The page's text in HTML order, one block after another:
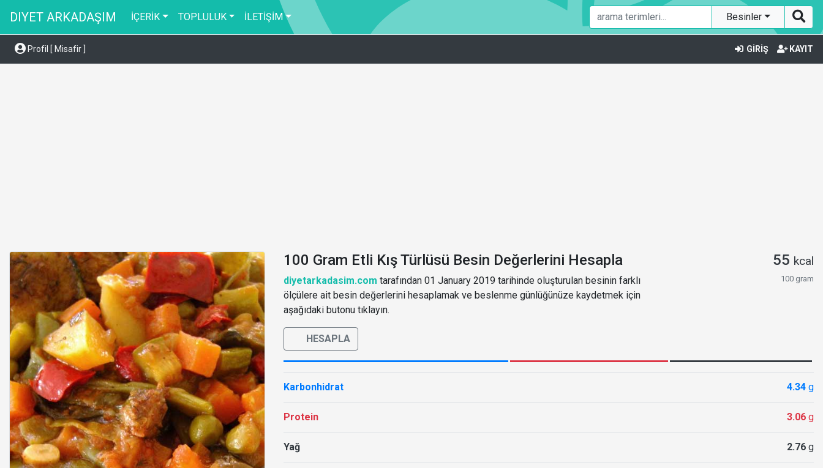
DIYET ARKADAŞIM İÇERİK TOPLULUK İLETİŞİM Besinler
Profil [ Misafir ] GİRİŞ KAYIT
100 Gram Etli Kış Türlüsü Besin Değerlerini Hesapla
diyetarkadasim.com tarafından 01 January 2019 tarihinde oluşturulan besinin farklı
ölçülere ait besin değerlerini hesaplamak ve beslenme günlüğünüze kaydetmek için
aşağıdaki butonu tıklayın.
HESAPLA
55 kcal
100 gram
Karbonhidrat 4.34 g
Protein 3.06 g
Yağ 2.76 g